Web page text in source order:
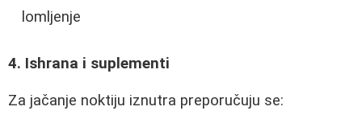
lomljenje
4. Ishrana i suplementi
Za jačanje noktiju iznutra preporučuju se: